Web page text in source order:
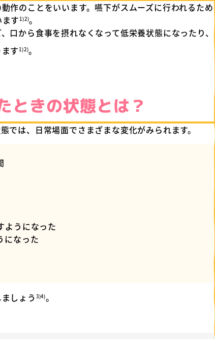
作のことをいいます。嚥下がスムーズに行われるため
ます1)2)。
口から食事を摂れなくなって低栄養状態になったり、
す1)2)。
ときの状態とは？
では、日常場面でさまざまな変化がみられます。
ようになった
になった
しょう 3)4)。